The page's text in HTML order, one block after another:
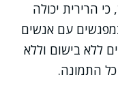
הרירית יכולה
עם אנשים
ללא בישום וללא
התמונה.